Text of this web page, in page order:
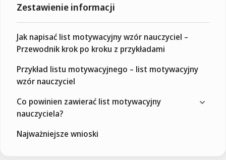
Zestawienie informacji
Jak napisać list motywacyjny wzór nauczyciel –
Przewodnik krok po kroku z przykładami
Przykład listu motywacyjnego – list motywacyjny
wzór nauczyciel
Co powinien zawierać list motywacyjny
nauczyciela?
Najważniejsze wnioski